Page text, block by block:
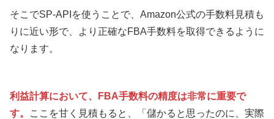
そこでSP-APIを使うことで、Amazon公式の手数料見積も
りに近い形で、より正確なFBA手数料を取得できるように
なります。
利益計算において、FBA手数料の精度は非常に重要で
す。
ここを甘く見積もると、「儲かると思ったのに、実際